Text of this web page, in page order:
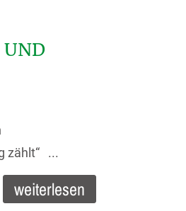
UND
zählt“ ...
weiterlesen